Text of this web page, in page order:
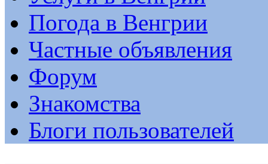
Погода в Венгрии
Частные объявления
Форум
Знакомства
Блоги пользователей